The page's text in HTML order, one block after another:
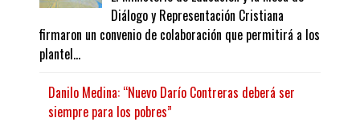
Diálogo y Representación Cristiana
firmaron un convenio de colaboración que permitirá a los
plantel...
Danilo Medina: “Nuevo Darío Contreras deberá ser
siempre para los pobres”